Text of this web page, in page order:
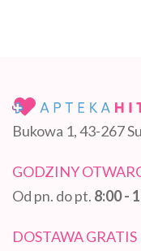
Bukowa 1, 43-267
GODZINY
Od pn. do pt. 8:00 -
DOSTAWA GRATIS